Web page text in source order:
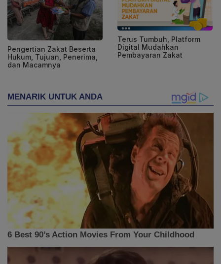
Pengertian Zakat Beserta
Hukum, Tujuan, Penerima,
dan Macamnya
Terus Tumbuh, Platform
Digital Mudahkan
Pembayaran Zakat